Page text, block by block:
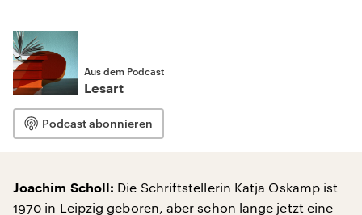
Aus dem Podcast
Lesart
Podcast abonnieren
Joachim Scholl: Die Schriftstellerin Katja Oskamp ist
1970 in Leipzig geboren, aber schon lange jetzt eine